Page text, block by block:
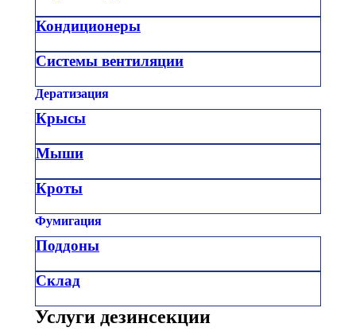
Кондиционеры
Системы вентиляции
Дератизация
Крысы
Мыши
Кроты
Фумигация
Поддоны
Склад
Услуги дезинсекции